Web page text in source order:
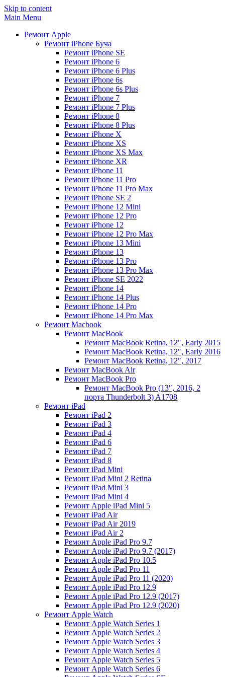
Skip to content
Main Menu
Ремонт Apple
Ремонт iPhone Буча
Ремонт iPhone SE
Ремонт iPhone 6
Ремонт iPhone 6 Plus
Ремонт iPhone 6s
Ремонт iPhone 6s Plus
Ремонт iPhone 7
Ремонт iPhone 7 Plus
Ремонт iPhone 8
Ремонт iPhone 8 Plus
Ремонт iPhone X
Ремонт iPhone XS
Ремонт iPhone XS Max
Ремонт iPhone XR
Ремонт iPhone 11
Ремонт iPhone 11 Pro
Ремонт iPhone 11 Pro Max
Ремонт iPhone SE 2
Ремонт iPhone 12 Mini
Ремонт iPhone 12 Pro
Ремонт iPhone 12
Ремонт iPhone 12 Pro Max
Ремонт iPhone 13 Mini
Ремонт iPhone 13
Ремонт iPhone 13 Pro
Ремонт iPhone 13 Pro Max
Ремонт iPhone SE 2022
Ремонт iPhone 14
Ремонт iPhone 14 Plus
Ремонт iPhone 14 Pro
Ремонт iPhone 14 Pro Max
Ремонт Macbook
Ремонт MacBook
Ремонт MacBook Retina, 12″, Early 2015
Ремонт MacBook Retina, 12″, Early 2016
Ремонт MacBook Retina, 12″, 2017
Ремонт MacBook Air
Ремонт MacBook Pro
Ремонт MacBook Pro (13″, 2016, 2
порта Thunderbolt 3) A1708
Ремонт iPad
Ремонт iPad 2
Ремонт iPad 3
Ремонт iPad 4
Ремонт iPad 6
Ремонт iPad 7
Ремонт iPad 8
Ремонт iPad Mini
Ремонт iPad Mini 2 Retina
Ремонт iPad Mini 3
Ремонт iPad Mini 4
Ремонт Apple iPad Mini 5
Ремонт iPad Air
Ремонт iPad Air 2019
Ремонт iPad Air 2
Ремонт Apple iPad Pro 9.7
Ремонт Apple iPad Pro 9.7 (2017)
Ремонт Apple iPad Pro 10.5
Ремонт Apple iPad Pro 11
Ремонт Apple iPad Pro 11 (2020)
Ремонт Apple iPad Pro 12.9
Ремонт Apple iPad Pro 12.9 (2017)
Ремонт Apple iPad Pro 12.9 (2020)
Ремонт Apple Watch
Ремонт Apple Watch Series 1
Ремонт Apple Watch Series 2
Ремонт Apple Watch Series 3
Ремонт Apple Watch Series 4
Ремонт Apple Watch Series 5
Ремонт Apple Watch Series 6